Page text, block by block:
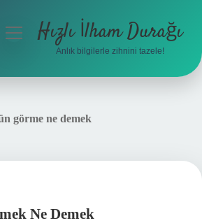
menüyüHızlı İlham Durağı
Anlık bilgilerle zihnini tazele!
görme ne demek
Ne Demek